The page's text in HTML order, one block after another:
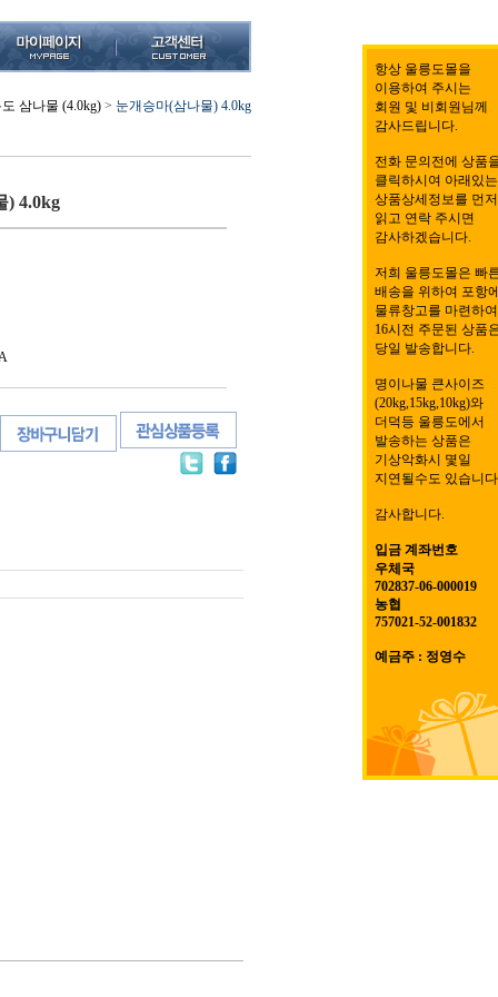
삼나물 (4.0kg) > 눈개승마(삼나물) 4.0kg
) 4.0kg
항상 울릉도몰을
이용하여 주시는
회원 및 비회원님께
감사드립니다.
전화 문의전에 상품
클릭하시여 아래있는
상품상세정보를 먼저
읽고 연락 주시면
감사하겠습니다.
저희 울릉도몰은 빠
배송을 위하여 포항
물류창고를 마련하여
16시전 주문된 상품
당일 발송합니다.
명이나물 큰사이즈
(20kg,15kg,10kg)와
더덕등 울릉도에서
발송하는 상품은
기상악화시 몇일
지연될수도 있습니
감사합니다.
입금 계좌번호
우체국
702837-06-000019
농협
757021-52-001832
예금주 : 정영수